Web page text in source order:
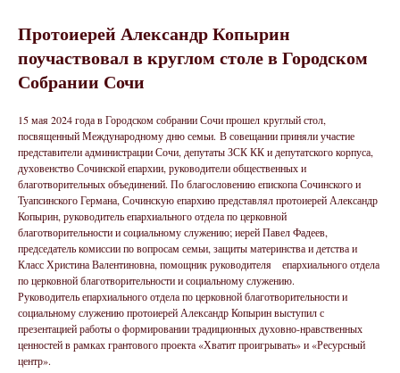
Протоиерей Александр Копырин
поучаствовал в круглом столе в Городском
Собрании Сочи
15 мая 2024 года в Городском собрании Сочи прошел круглый стол,
посвященный Международному дню семьи. В совещании приняли участие
представители администрации Сочи, депутаты ЗСК КК и депутатского корпуса,
духовенство Сочинской епархии, руководители общественных и
благотворительных объединений. По благословению епископа Сочинского и
Туапсинского Германа, Сочинскую епархию представлял протоиерей Александр
Копырин, руководитель епархиального отдела по церковной
благотворительности и социальному служению; иерей Павел Фадеев,
председатель комиссии по вопросам семьи, защиты материнства и детства и
Класс Христина Валентиновна, помощник руководителя епархиального отдела
по церковной благотворительности и социальному служению.
Руководитель епархиального отдела по церковной благотворительности и
социальному служению протоиерей Александр Копырин выступил с
презентацией работы о формировании традиционных духовно-нравственных
ценностей в рамках грантового проекта «Хватит проигрывать» и «Ресурсный
центр».